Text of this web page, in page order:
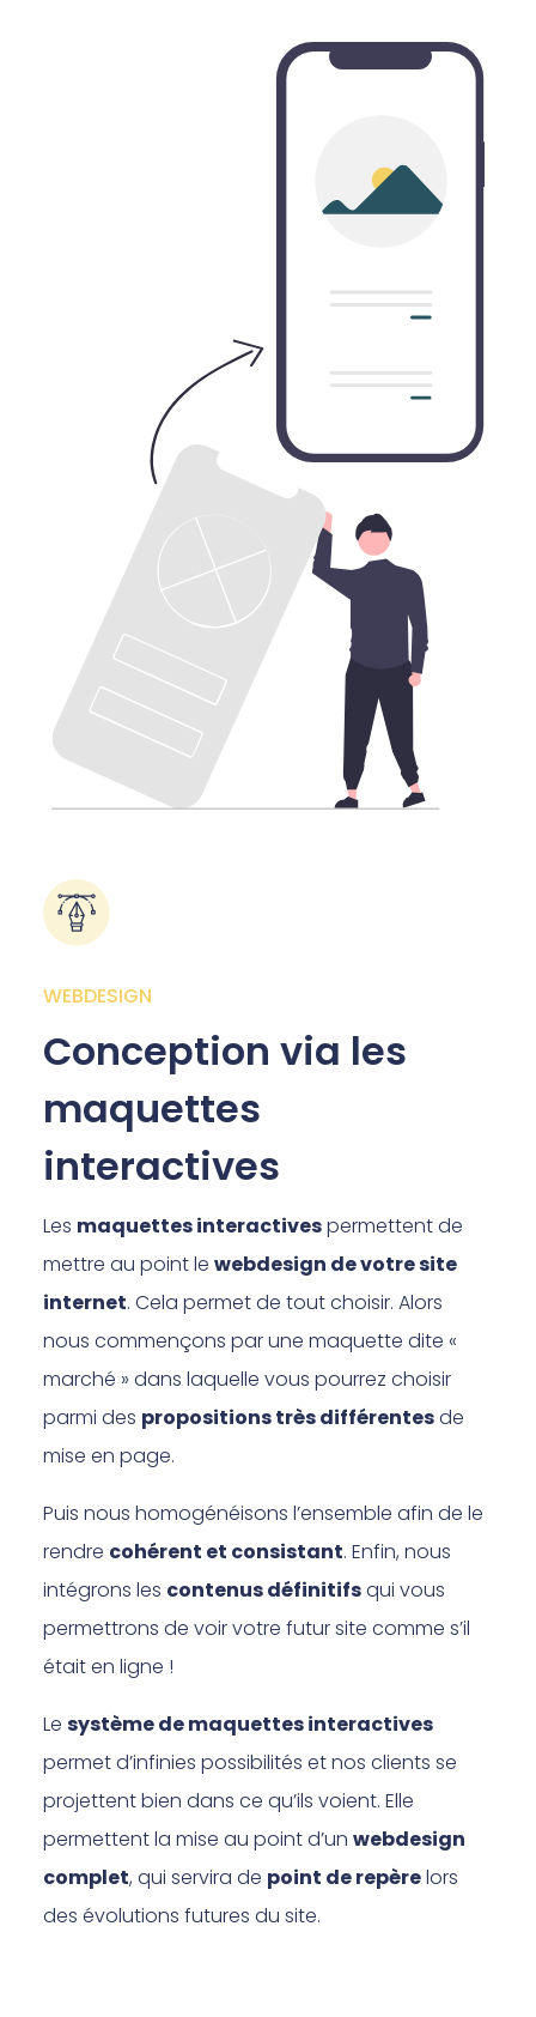
WEBDESIGN
Conception via les
maquettes
interactives
Les maquettes interactivespermettent de
mettre au point lewebdesign de votre site
internet. Cela permet de tout choisir. Alors
nous commençons par une maquette dite «
marché » dans laquelle vous pourrez choisir
parmi des propositions très différentesde
mise en page.
Puis nous homogénéisons l’ensemble afin de le
rendre cohérent et consistant. Enfin, nous
intégrons les contenus définitifsqui vous
permettrons de voir votre futur site comme s’il
était en ligne !
Lesystème de maquettes interactives
permet d’infinies possibilités et nos clients se
projettent bien dans ce qu’ils voient. Elle
permettent la mise au point d’unwebdesign
complet, qui servira de point de repèrelors
des évolutions futures du site.